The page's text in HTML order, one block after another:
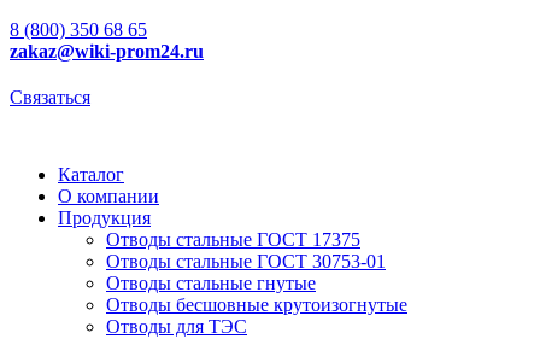
8 (800) 350 68 65
zakaz@wiki-prom24.ru
Связаться
Каталог
О компании
Продукция
Отводы стальные ГОСТ 17375
Отводы стальные ГОСТ 30753-01
Отводы стальные гнутые
Отводы бесшовные крутоизогнутые
Отводы для ТЭС